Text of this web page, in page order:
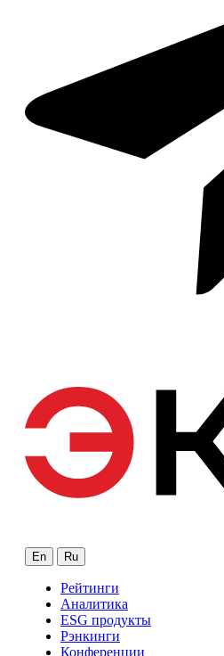
En Ru
Рейтинги
Аналитика
ESG продукты
Рэнкинги
Конференции